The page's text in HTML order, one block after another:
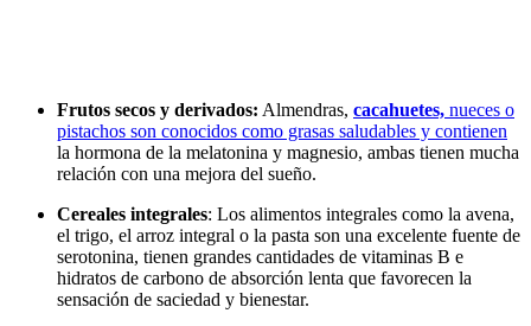
Frutos secos y derivados: Almendras, cacahuetes, nueces o
pistachos son conocidos como grasas saludables y contienen
la hormona de la melatonina y magnesio, ambas tienen mucha
relación con una mejora del sueño.
Cereales integrales: Los alimentos integrales como la avena,
el trigo, el arroz integral o la pasta son una excelente fuente de
serotonina, tienen grandes cantidades de vitaminas B e
hidratos de carbono de absorción lenta que favorecen la
sensación de saciedad y bienestar.